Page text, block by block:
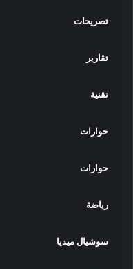
تصريحات
تقارير
تقنية
حوارات
حوارات
رياضة
سوشيال ميديا